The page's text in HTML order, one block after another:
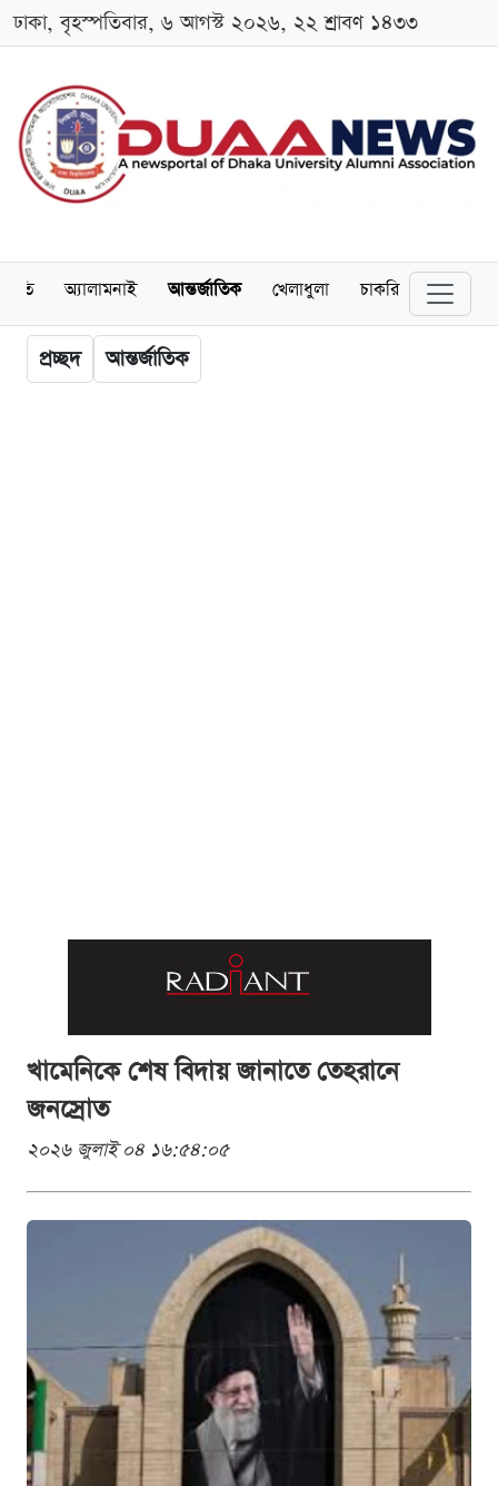
ঢাকা, বৃহস্পতিবার, ৬ আগস্ট ২০২৬, ২২ শ্রাবণ ১৪৩৩
অ্যালামনাই আন্তর্জাতিক খেলাধুলা চাকরি স্কলারশিপ
প্রচ্ছদ আন্তর্জাতিক
খামেনিকে শেষ বিদায় জানাতে তেহরানে
জনস্রোত
২০২৬ জুলাই ০৪ ১৬:৫৪:০৫